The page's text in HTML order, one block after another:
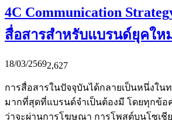
4C Communication
สื่อสารสำหรับแบรนด์ยุคให
18/03/25692,627
การสื่อสารในปัจจุบันได้กลายเป็นหนึ่งใ
มากที่สุดที่แบรนด์จำเป็นต้องมี โดยทุกข้อ
ว่าจะผ่านการโฆษณา การโพสต์บนโซเชี